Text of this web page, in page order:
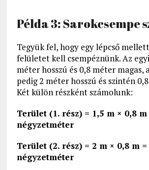
Példa 3: Sarokcsempe
Tegyük fel, hogy egy lépcső
felületet kell csempéznünk. Az
méter hosszú és 0,8 méter magas,
pedig 2 méter hosszú és szintén
Két külön részként számolunk:
Terület (1. rész) = 1,5 m × 0,8 m
négyzetméter
Terület (2. rész) = 2 m × 0,8 m =
négyzetméter